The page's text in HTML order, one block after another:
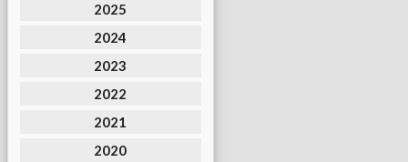
2025
2024
2023
2022
2021
2020